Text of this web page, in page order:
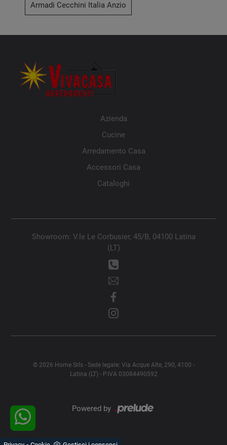
Armadi Cecchini Italia Anzio
Azienda
Cucine
Arredamento Casa
Accessori Casa
Cataloghi
Showroom: V.le Le Corbusier, 45/B, 04100 Latina
(LT)
© 2026 Home Srls - Sede legale: Via Acque Alte, 290, 4100 -
Latina (LT) - P.IVA 03084490592
Powered by